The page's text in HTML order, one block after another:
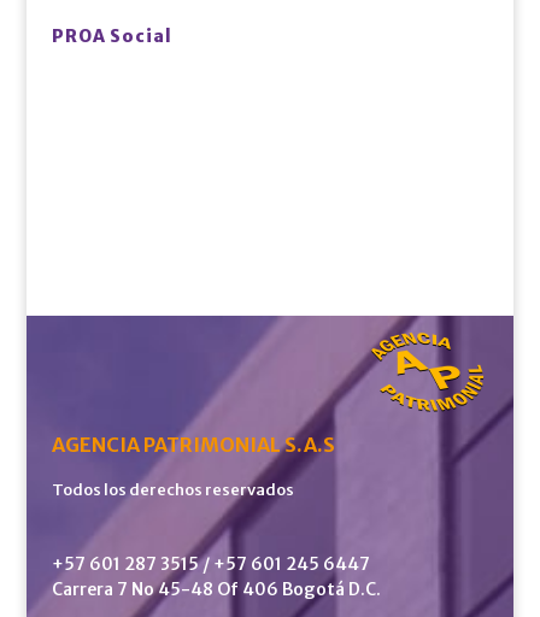
PROA Social
AGENCIA PATRIMONIAL S.A.S
Todos los derechos reservados
+57 601 287 3515 / +57 601 245 6447
Carrera 7 No 45-48 Of 406 Bogotá D.C.